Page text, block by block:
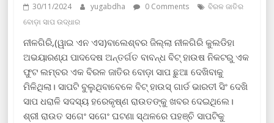
30/11/2024 yugabdha 0 Comments
ବିରଳ ଜାତିର
ବୋଡ଼ା ସାପ ଉଦ୍ଧାର
ନୀଳଗିରି,(ୱାଇ ଏନ ଏସ)ବାଲେଶ୍ବର ଜିଲ୍ଲା ନୀଳଗିରି କୁଲଡିହା
ଅଭୟାରଣ୍ଯ ପାଦଦେଷ ଅନ୍ତର୍ଗତ ବାବନ୍ଧ ବିଟ୍ ହାଉଷ ନିକଟରୁ ଏକ
ଫୁଟ ଲମ୍ବର ଏକ ବିରଳ ଜାତିର ବୋଡ଼ା ସାପ ଛୁଆ ଦେଖିବାକୁ
ମିଳିଥିଲା। ସାପଟି ବୁଲୁଥିବାବେଳେ ବିଟ୍ ହାଉସ୍ ଗାର୍ଡ ଭାରତୀ ସିଂ ଦେଖି
ସାପ ଧରାଳି ସଦସ୍ୟ ହରେକୃଷ୍ଣ ରାଉତଙ୍କୁ ଖବର ଦେଇଥିଲେ।
ଶ୍ରୀ ରାଉତ ସଗେଂ ସଗେଂ ଘଟଣା ସ୍ଥଳରେ ପହଞ୍ଚି ସାପଟିକୁ